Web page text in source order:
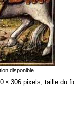
disponible.
× 306 pixels, taille du